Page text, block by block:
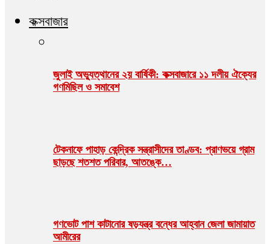
কক্সবাজার
জুলাই অভ্যুত্থানের ২য় বার্ষিকী: কক্সবাজারে ১১ দলীয় ঐক্যের
গণমিছিল ও সমাবেশ
টেকনাফে পাহাড় কেন্দ্রিক সন্ত্রাসীদের তাণ্ডব: প্রাণভয়ে গ্রাম
ছাড়ছে শতশত পরিবার, আতঙ্কে…
গণভোট পাশ কাটানোর ষড়যন্ত্র বন্ধের আহ্বান জেলা জামায়াত
আমীরের